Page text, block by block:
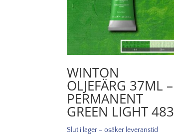
WINTON
OLJEFÄRG 37ML –
PERMANENT
GREEN LIGHT 483
Slut i lager – osäker leveranstid